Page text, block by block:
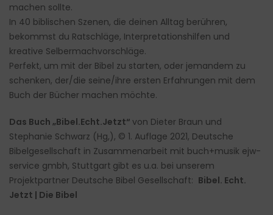
machen sollte.
In 40 biblischen Szenen, die deinen Alltag berühren,
bekommst du Ratschläge, Interpretationshilfen und
kreative Selbermachvorschläge.
Perfekt, um mit der Bibel zu starten, oder jemandem zu
schenken, der/die seine/ihre ersten Erfahrungen mit dem
Buch der Bücher machen möchte.
Das Buch „Bibel.Echt.Jetzt“ von Dieter Braun und
Stephanie Schwarz (Hg,), © 1. Auflage 2021, Deutsche
Bibelgesellschaft in Zusammenarbeit mit buch+musik ejw-
service gmbh, Stuttgart gibt es u.a. bei unserem
Projektpartner Deutsche Bibel Gesellschaft: Bibel. Echt.
Jetzt | Die Bibel